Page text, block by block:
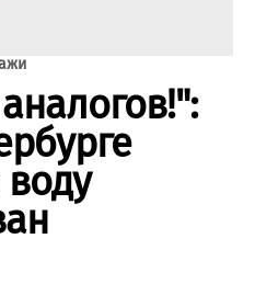
площадка
объявлений
флота